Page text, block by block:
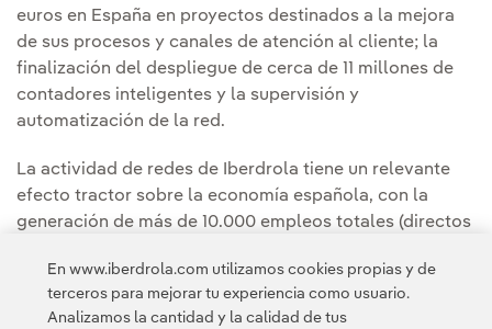
euros en España en proyectos destinados a la mejora
de sus procesos y canales de atención al cliente; la
finalización del despliegue de cerca de 11 millones de
contadores inteligentes y la supervisión y
automatización de la red.
La actividad de redes de Iberdrola tiene un relevante
efecto tractor sobre la economía española, con la
generación de más de 10.000 empleos totales (directos
realizó compras por valor de 500 millones de euros a
2.000 empresas locales.
En www.iberdrola.com utilizamos cookies propias y de
terceros para mejorar tu experiencia como usuario.
Analizamos la cantidad y la calidad de tus